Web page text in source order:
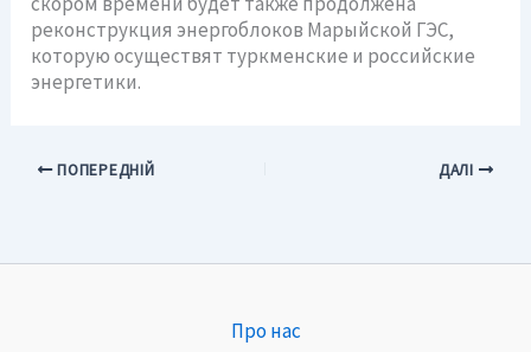
реконструкция энергоблоков Марыйской ГЭС,
которую осуществят туркменские и российские
энергетики.
ПОПЕРЕДНІЙ ДАЛІ
Про нас